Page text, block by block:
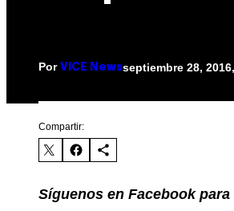
Por VICE Newsseptiembre 28,
Compartir:
Síguenos en Facebook